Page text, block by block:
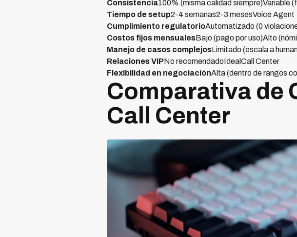
Consistencia100% (misma calidad siempre)Variable
Tiempo de setup2-4 semanas2-3 mesesVoice Agent
Cumplimiento regulatorioAutomatizado (0
Costos fijos mensualesBajo (pago por uso)Alto
Manejo de casos complejosLimitado (escala a
Relaciones VIPNo recomendadoIdealCall Center
Flexibilidad en negociaciónAlta (dentro de rangos
Comparativa de
Call Center